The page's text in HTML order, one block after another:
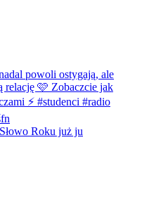
Roku już ju